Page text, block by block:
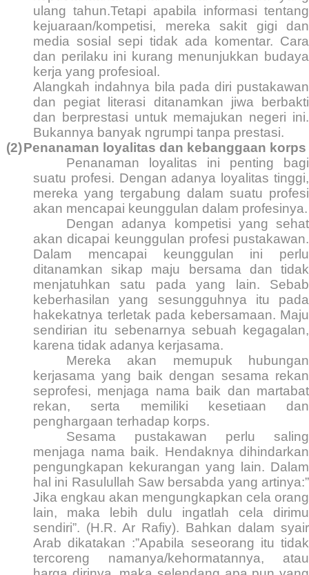
ulang tahun.Tetapi apabila informasi tentang
kejuaraan/kompetisi, mereka sakit gigi dan
media sosial sepi tidak ada komentar. Cara
dan perilaku ini kurang menunjukkan budaya
kerja yang profesioal.
Alangkah indahnya bila pada diri pustakawan
dan pegiat literasi ditanamkan jiwa berbakti
dan berprestasi untuk memajukan negeri ini.
Bukannya banyak ngrumpi tanpa prestasi.
(2)Penanaman loyalitas dan kebanggaan korps
Penanaman loyalitas ini penting bagi
suatu profesi. Dengan adanya loyalitas tinggi,
mereka yang tergabung dalam suatu profesi
akan mencapai keunggulan dalam profesinya.
Dengan adanya kompetisi yang sehat
akan dicapai keunggulan profesi pustakawan.
Dalam mencapai keunggulan ini perlu
ditanamkan sikap maju bersama dan tidak
menjatuhkan satu pada yang lain. Sebab
keberhasilan yang sesungguhnya itu pada
hakekatnya terletak pada kebersamaan. Maju
sendirian itu sebenarnya sebuah kegagalan,
karena tidak adanya kerjasama.
Mereka akan memupuk hubungan
kerjasama yang baik dengan sesama rekan
seprofesi, menjaga nama baik dan martabat
rekan, serta memiliki kesetiaan dan
penghargaan terhadap korps.
Sesama pustakawan perlu saling
menjaga nama baik. Hendaknya dihindarkan
pengungkapan kekurangan yang lain. Dalam
hal ini Rasulullah Saw bersabda yang artinya:”
Jika engkau akan mengungkapkan cela orang
lain, maka lebih dulu ingatlah cela dirimu
sendiri”. (H.R. Ar Rafiy). Bahkan dalam syair
Arab dikatakan :”Apabila seseorang itu tidak
tercoreng namanya/kehormatannya, atau